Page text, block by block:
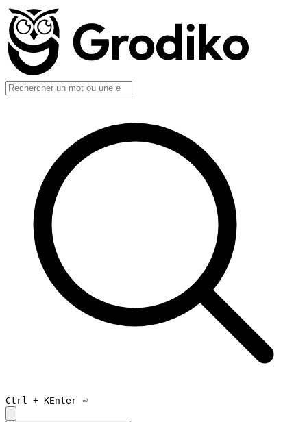
Ctrl + KEnter ⏎